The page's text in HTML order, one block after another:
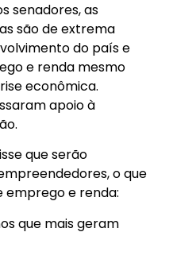
senadores, as
são de extrema
do país e
e renda mesmo
econômica.
apoio à
que serão
o que
emprego e renda:
que mais geram